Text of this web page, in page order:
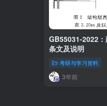
GB55031-2022
条文及说明
考研与学习资料
3年前